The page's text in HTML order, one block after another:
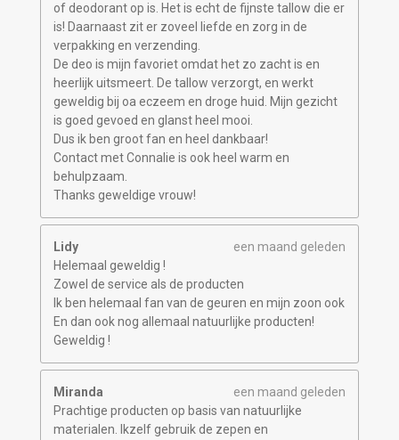
of deodorant op is. Het is echt de fijnste tallow die er
is! Daarnaast zit er zoveel liefde en zorg in de
verpakking en verzending.
De deo is mijn favoriet omdat het zo zacht is en
heerlijk uitsmeert. De tallow verzorgt, en werkt
geweldig bij oa eczeem en droge huid. Mijn gezicht
is goed gevoed en glanst heel mooi.
Dus ik ben groot fan en heel dankbaar!
Contact met Connalie is ook heel warm en
behulpzaam.
Thanks geweldige vrouw!
Lidy
een maand geleden
Helemaal geweldig !
Zowel de service als de producten
Ik ben helemaal fan van de geuren en mijn zoon ook
En dan ook nog allemaal natuurlijke producten!
Geweldig !
Miranda
een maand geleden
Prachtige producten op basis van natuurlijke
materialen. Ikzelf gebruik de zepen en